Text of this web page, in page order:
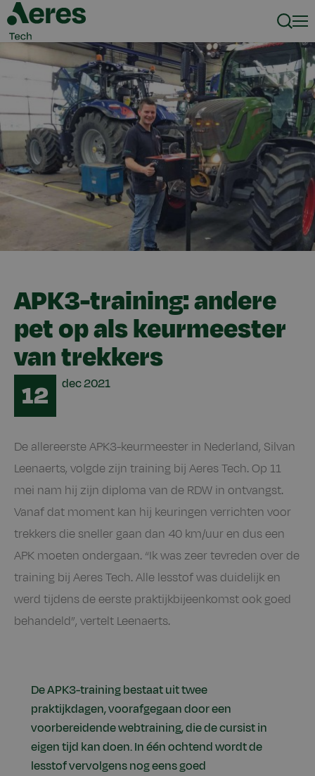
APK3-training: andere
pet op als keurmeester
van trekkers
12 dec2021
De allereerste APK3-keurmeester in Nederland, Silvan
Leenaerts, volgde zijn training bij Aeres Tech. Op 11
mei nam hij zijn diploma van de RDW in ontvangst.
Vanaf dat moment kan hij keuringen verrichten voor
trekkers die sneller gaan dan 40 km/uur en dus een
APK moeten ondergaan. “Ik was zeer tevreden over de
training bij Aeres Tech. Alle lesstof was duidelijk en
werd tijdens de eerste praktijkbijeenkomst ook goed
behandeld”, vertelt Leenaerts.
De APK3-training bestaat uit twee
praktijkdagen, voorafgegaan door een
voorbereidende webtraining, die de cursist in
eigen tijd kan doen. In één ochtend wordt de
lesstof vervolgens nog eens goed